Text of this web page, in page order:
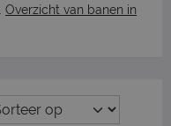
Overzicht van banen in